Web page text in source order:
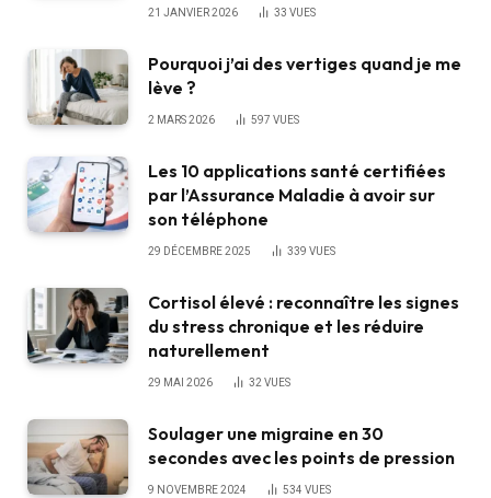
21 JANVIER 2026 33 VUES
Pourquoi j’ai des vertiges quand je me
lève ?
2 MARS 2026 597 VUES
Les 10 applications santé certifiées
par l’Assurance Maladie à avoir sur
son téléphone
29 DÉCEMBRE 2025 339 VUES
Cortisol élevé : reconnaître les signes
du stress chronique et les réduire
naturellement
29 MAI 2026 32 VUES
Soulager une migraine en 30
secondes avec les points de pression
9 NOVEMBRE 2024 534 VUES